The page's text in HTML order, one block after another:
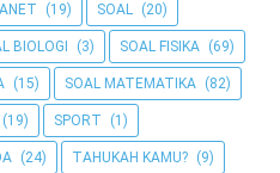
(19) SOAL (20)
BIOLOGI (3) SOAL FISIKA (69)
(15) SOAL MATEMATIKA (82)
(19) SPORT (1)
(24) TAHUKAH KAMU? (9)